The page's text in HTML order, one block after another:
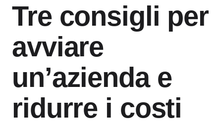
Tre consigli per
avviare
un’azienda e
ridurre i costi